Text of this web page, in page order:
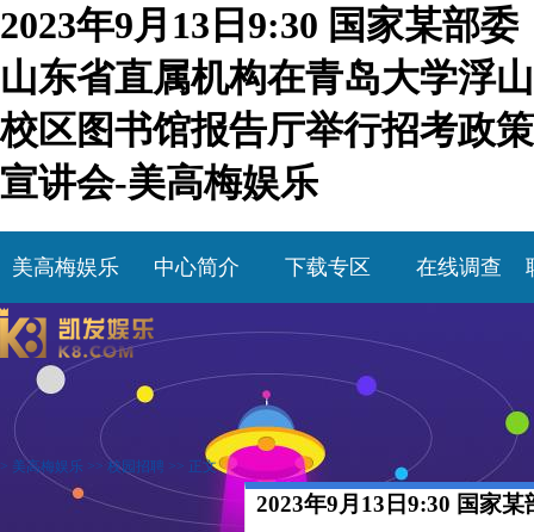
2023年9月13日9:30 国家某部委
山东省直属机构在青岛大学浮山
校区图书馆报告厅举行招考政策
宣讲会-美高梅娱乐
美高梅娱乐 中心简介 下载专区 在线调查
> 美高梅娱乐 >> 校园招聘 >> 正文
2023年9月13日9:30 国家